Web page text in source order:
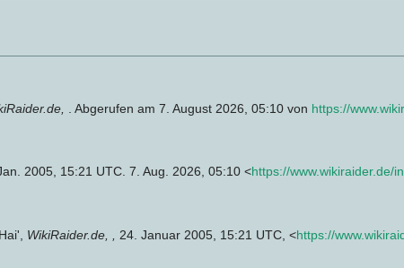
. Abgerufen am 7. August 2026, 05:10 von https://
2005, 15:21 UTC. 7. Aug. 2026, 05:10 <https://www.wikiraider.de/
WikiRaider.de, , 24. Januar 2005, 15:21 UTC, <https://